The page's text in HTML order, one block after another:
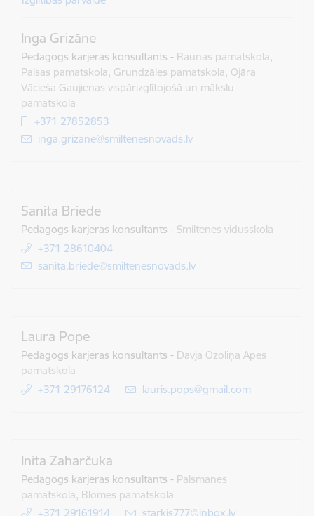
Inga Grizāne
Pedagogs karjeras konsultants - Raunas pamatskola,
Palsas pamatskola, Grundzāles pamatskola, Ojāra
Vācieša Gaujienas vispārizglītojošā un mākslu
pamatskola
+371 27852853
E-pasts:
inga.grizane@smiltenesnovads.lv
Sanita Briede
Pedagogs karjeras konsultants - Smiltenes vidusskola
+371 28610404
E-pasts:
sanita.briede@smiltenesnovads.lv
Laura Pope
Pedagogs karjeras konsultants - Dāvja Ozoliņa Apes
pamatskola
+371 29176124
E-pasts:
lauris.pops@gmail.com
Inita Zaharčuka
Pedagogs karjeras konsultants - Palsmanes
pamatskola, Blomes pamatskola
+371 29161914
E-pasts:
starkis777@inbox.lv